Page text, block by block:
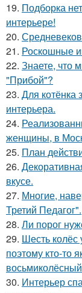
19. Подборка
интерьере!
20.
21. Роскошные
22. Знаете, что
"Прибой"?
23. Для котёнка
интерьера.
24.
женщины, в
25. План
26.
вкусе.
27. Многие,
Третий Педагог".
28. Ли порог
29. Шесть колёс
поэтому кто-то
30. Интерьер